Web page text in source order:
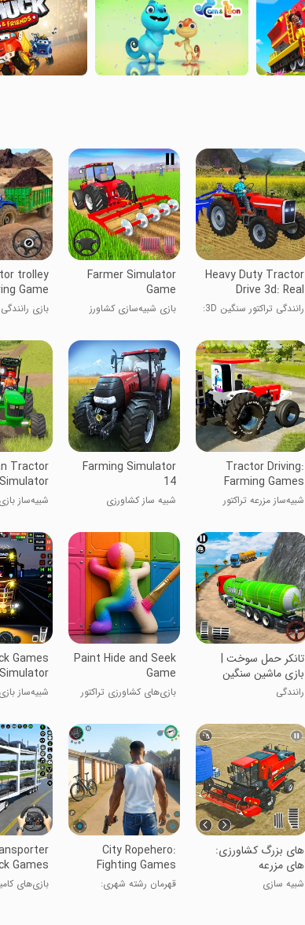
Heavy Duty Tractor
Drive 3d: Real
Farming Games
رانندگی تراکتور سنگین 3D:
Farmer Simulator
Game
بازی شبیه‌سازی کشاورز
trolley
Game
بازی رانندگی
Tractor Driving:
Farming Games
شبیه‌ساز مزرعه تراکتور
Farming Simulator
14
شبیه ساز کشاورزی
Tractor
شبیه‌ساز
تانکر حمل سوخت |
بازی ماشین سنگین
رانندگی
Paint Hide and Seek
Game
بازی‌های کشاورزی تراکتور
Games
Simulator
شبیه‌ساز
های بزرگ کشاورزی:
های مزرعه
شبیه سازی
City Ropehero:
Fighting Games
قهرمان رشته شهری:
Games
بازی‌های